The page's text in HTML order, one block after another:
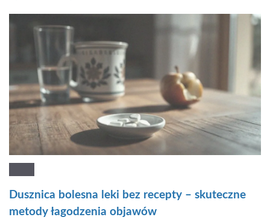
Dusznica bolesna leki bez recepty – skuteczne
metody łagodzenia objawów